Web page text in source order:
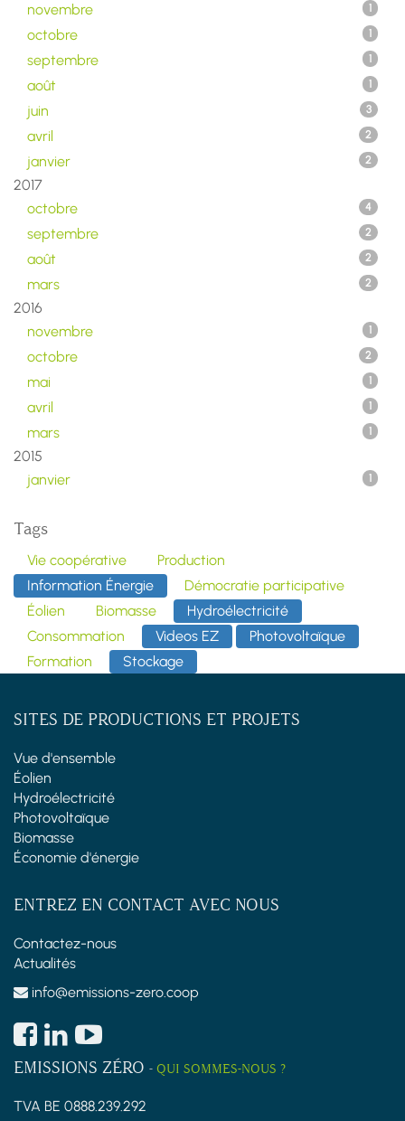
novembre 1
octobre 1
septembre 1
août 1
juin 3
avril 2
janvier 2
2017
octobre
4
septembre 2
août 2
mars 2
2016
novembre
1
octobre 2
mai 1
avril 1
mars 1
2015
janvier
1
Tags
Vie coopérative
Production
Information Énergie
Démocratie participative
Éolien
Biomasse
Hydroélectricité
Consommation
Videos EZ
Photovoltaïque
Formation
Stockage
SITES DE PRODUCTIONS ET PROJETS
Vue d'ensemble
Éolien
Hydroélectricité
Photovoltaïque
Biomasse
Économie d'énergie
ENTREZ EN CONTACT AVEC NOUS
Contactez-nous
Actualités
info@emissions-zero.coop
EMISSIONS ZÉRO - QUI SOMMES-NOUS ?
TVA BE 0888.239.292